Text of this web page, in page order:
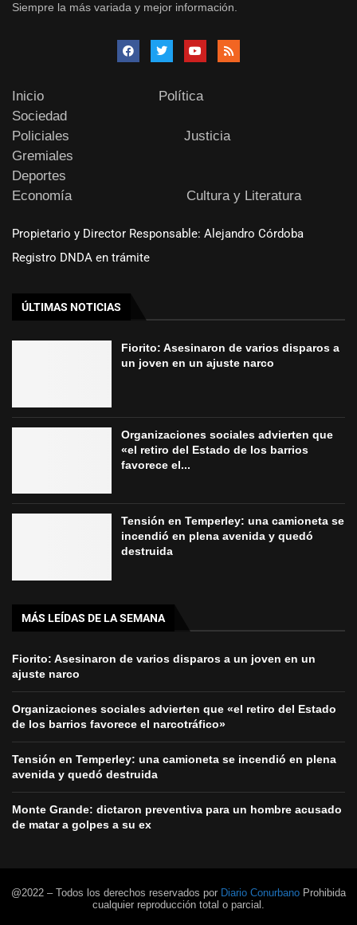
Siempre la más variada y mejor información.
Inicio
Política
Sociedad
Policiales
Justicia
Gremiales
Deportes
Economía
Cultura y Literatura
Propietario y Director Responsable: Alejandro Córdoba
Registro DNDA en trámite
ÚLTIMAS NOTICIAS
Fiorito: Asesinaron de varios disparos a
un joven en un ajuste narco
Organizaciones sociales advierten que
«el retiro del Estado de los barrios
favorece el...
Tensión en Temperley: una camioneta se
incendió en plena avenida y quedó
destruida
MÁS LEÍDAS DE LA SEMANA
Fiorito: Asesinaron de varios disparos a un joven en un
ajuste narco
Organizaciones sociales advierten que «el retiro del Estado
de los barrios favorece el narcotráfico»
Tensión en Temperley: una camioneta se incendió en plena
avenida y quedó destruida
Monte Grande: dictaron preventiva para un hombre acusado
de matar a golpes a su ex
@2022 – Todos los derechos reservados por Diario Conurbano Prohibida
cualquier reproducción total o parcial.